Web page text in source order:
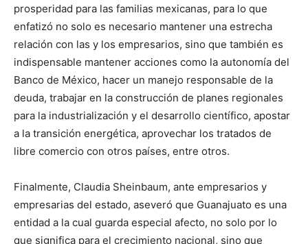
prosperidad para las familias mexicanas, para lo que
enfatizó no solo es necesario mantener una estrecha
relación con las y los empresarios, sino que también es
indispensable mantener acciones como la autonomía del
Banco de México, hacer un manejo responsable de la
deuda, trabajar en la construcción de planes regionales
para la industrialización y el desarrollo científico, apostar
a la transición energética, aprovechar los tratados de
libre comercio con otros países, entre otros.
Finalmente, Claudia Sheinbaum, ante empresarios y
empresarias del estado, aseveró que Guanajuato es una
entidad a la cual guarda especial afecto, no solo por lo
que significa para el crecimiento nacional, sino que